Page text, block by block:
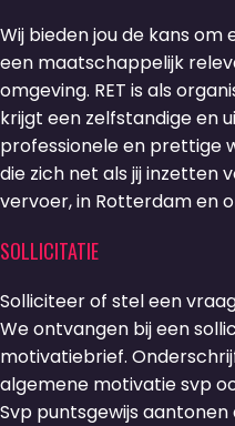
Wij bieden jou de kans
een maatschappelijk
omgeving. RET is als
krijgt een zelfstandige en
professionele en prettige
die zich net als jij inzetten
vervoer, in Rotterdam en
SOLLICITATIE
Solliciteer of stel een
We ontvangen bij een
motivatiebrief.
algemene motivatie svp
Svp puntsgewijs